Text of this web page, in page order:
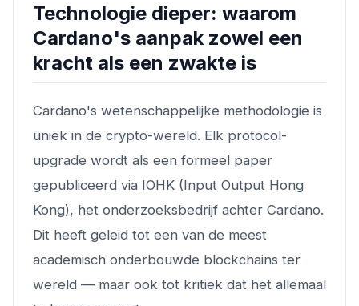
Technologie dieper: waarom
Cardano's aanpak zowel een
kracht als een zwakte is
Cardano's wetenschappelijke methodologie is
uniek in de crypto-wereld. Elk protocol-
upgrade wordt als een formeel paper
gepubliceerd via IOHK (Input Output Hong
Kong), het onderzoeksbedrijf achter Cardano.
Dit heeft geleid tot een van de meest
academisch onderbouwde blockchains ter
wereld — maar ook tot kritiek dat het allemaal